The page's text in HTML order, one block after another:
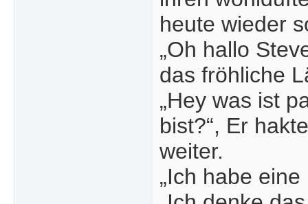
heute wieder
„Oh hallo
das fröhliche
„Hey was ist
bist?“, Er
weiter.
„Ich habe